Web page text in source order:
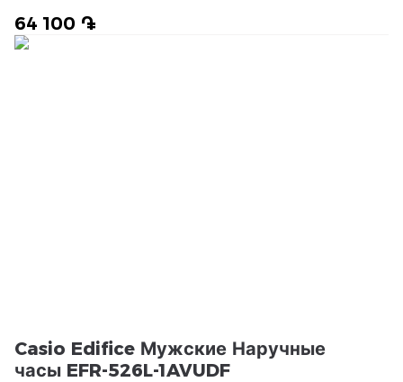
64 100 ֏
Casio Edifice Мужские Наручные
часы EFR-526L-1AVUDF